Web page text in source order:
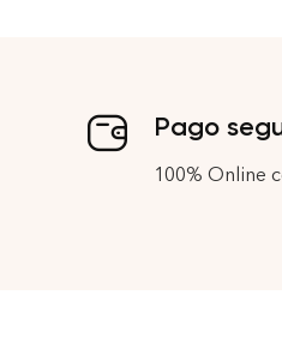
Pago
100% Online